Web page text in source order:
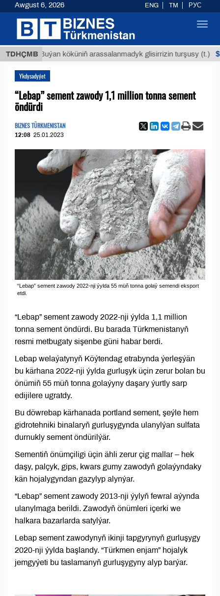
TDHÇMB
Buýan köküniň arassalanmadyk glisirrizin turşusy (t.)
Ykdysadyýet
“Lebap” sement zawody 1,1 million tonna sement
öndürdi
BIZNES TÜRKMENISTAN
12:08 25.01.2023
“Lebap” sement zawody 2022-nji ýylda 55 müň tonna golaý semendi eksport
etdi.
“Lebap” sement zawody 2022-nji ýylda 1,1 million
tonna sement öndürdi. Bu barada Türkmenistanyň
resmi metbugaty sişenbe güni habar berdi.
Lebap welaýatynyň Köýtendag etrabynda ýerleşýän
bu kärhana 2022-nji ýylda gurluşyk üçin zerur bolan bu
önümiň 55 müň tonna golaýyny daşary ýurtly sarp
edijilere ugratdy.
Bu döwrebap kärhanada portland sement, şeýle hem
gidrotehniki binalaryň gurluşygynda ulanylýan sulfata
durnukly sement öndürilýär.
Sementiň önümçiligi üçin ähli zerur çig mallar – hek
daşy, palçyk, gips, kwars gumy zawodyň golaýyndaky
kän hojalygyndan gazylyp alynýar.
“Lebap” sement zawody 2013-nji ýylyň fewral aýynda
ulanylmaga berildi. Zawodyň önümleri içerki we
halkara bazarlarda satylýar.
Lebap sement zawodynyň ikinji tapgyrynyň gurluşygy
2020-nji ýylda başlandy. “Türkmen enjam” hojalyk
jemgyýeti bu taslamanyň gurluşygyny alyp barýar.
Awgust 6, 2026 ENG TM РУС